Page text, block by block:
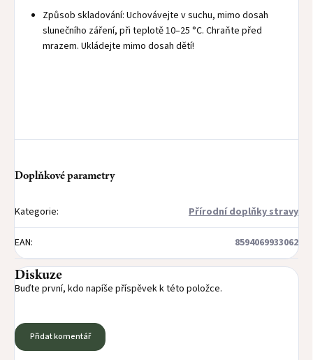
Způsob skladování: Uchovávejte v suchu, mimo dosah
slunečního záření, při teplotě 10–25 °C. Chraňte před
mrazem. Ukládejte mimo dosah dětí!
Doplňkové parametry
Kategorie: Přírodní doplňky stravy
EAN: 8594069933062
Diskuze
Buďte první, kdo napíše příspěvek k této položce.
Přidat komentář